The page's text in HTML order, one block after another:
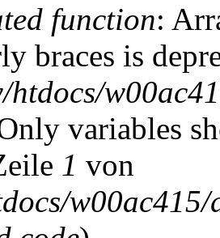
function:
braces is
htdocs/
variables
1 von